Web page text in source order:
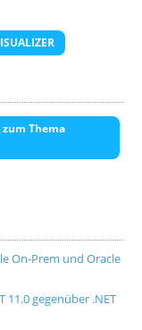
Thema
On-Prem und Oracle
11.0 gegenüber .NET